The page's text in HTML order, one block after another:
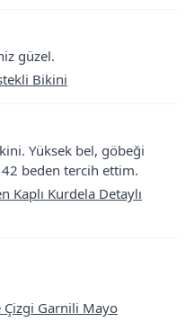
güzel.
Bikini
Yüksek bel, göbeği
beden tercih ettim.
Kaplı Kurdela Detaylı
Çizgi Garnili Mayo